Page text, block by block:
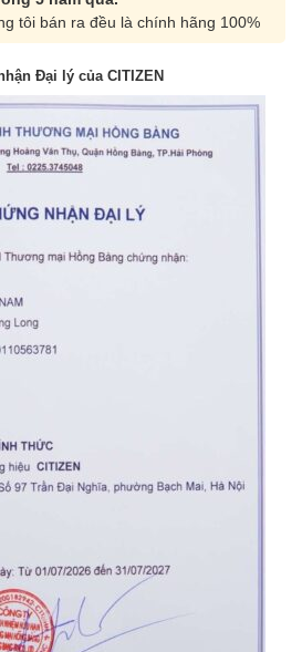
tôi bán ra đều là chính hãng 100%
Đại lý của CITIZEN